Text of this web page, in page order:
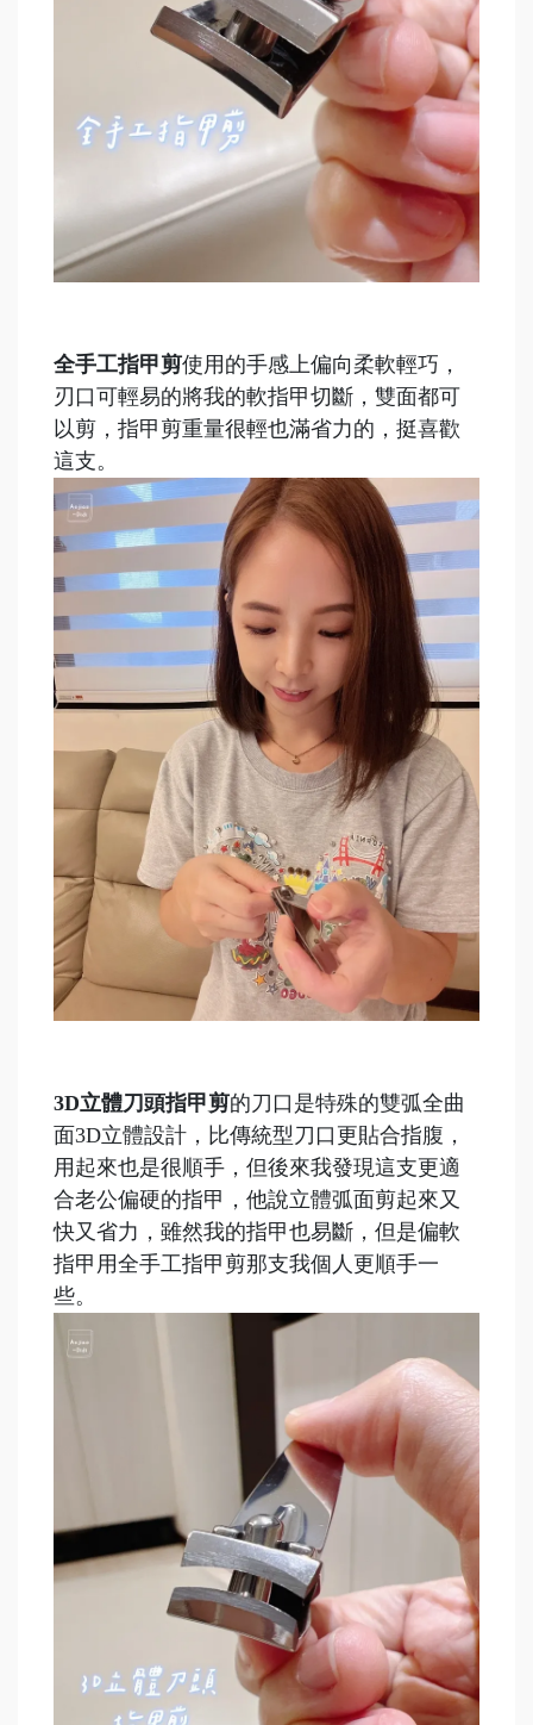
全手工指甲剪使用的手感上偏向柔軟輕巧，
刃口可輕易的將我的軟指甲切斷，雙面都可
以剪，指甲剪重量很輕也滿省力的，挺喜歡
這支。
3D立體刀頭指甲剪的刀口是特殊的雙弧全曲
面3D立體設計，比傳統型刀口更貼合指腹，
用起來也是很順手，但後來我發現這支更適
合老公偏硬的指甲，他說立體弧面剪起來又
快又省力，雖然我的指甲也易斷，但是偏軟
指甲用全手工指甲剪那支我個人更順手一
些。